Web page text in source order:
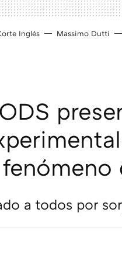
Inglés Massimo Dutti
a todos por